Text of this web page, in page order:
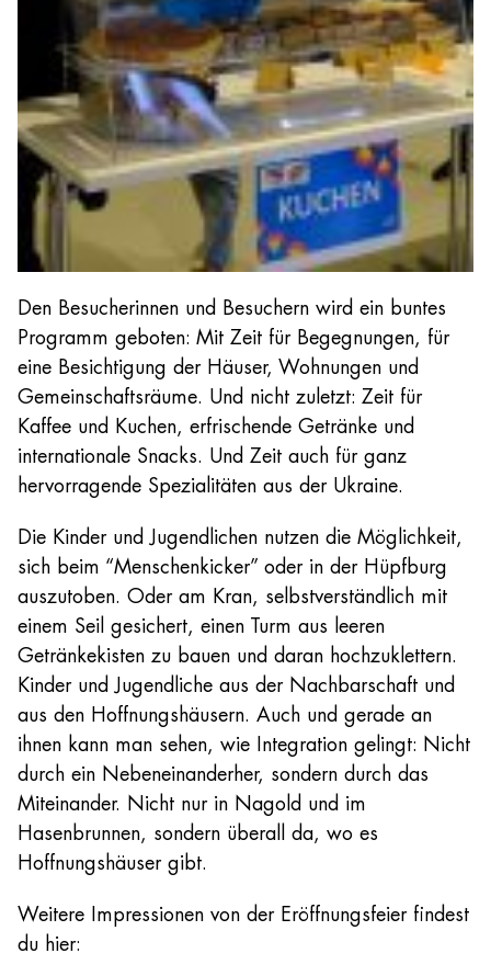
Den Besucherinnen und Besuchern wird ein buntes
Programm geboten: Mit Zeit für Begegnungen, für
eine Besichtigung der Häuser, Wohnungen und
Gemeinschaftsräume. Und nicht zuletzt: Zeit für
Kaffee und Kuchen, erfrischende Getränke und
internationale Snacks. Und Zeit auch für ganz
hervorragende Spezialitäten aus der Ukraine.
Die Kinder und Jugendlichen nutzen die Möglichkeit,
sich beim “Menschenkicker” oder in der Hüpfburg
auszutoben. Oder am Kran, selbstverständlich mit
einem Seil gesichert, einen Turm aus leeren
Getränkekisten zu bauen und daran hochzuklettern.
Kinder und Jugendliche aus der Nachbarschaft und
aus den Hoffnungshäusern. Auch und gerade an
ihnen kann man sehen, wie Integration gelingt: Nicht
durch ein Nebeneinanderher, sondern durch das
Miteinander. Nicht nur in Nagold und im
Hasenbrunnen, sondern überall da, wo es
Hoffnungshäuser gibt.
Weitere Impressionen von der Eröffnungsfeier findest
du hier: